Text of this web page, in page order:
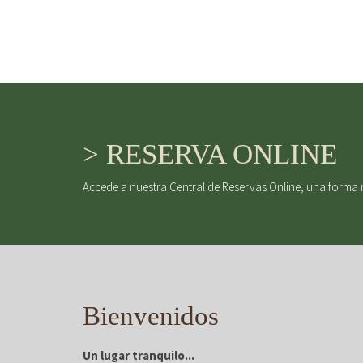
> RESERVA ONLINE
Accede a nuestra Central de Reservas Online, una
Bienvenidos
Un lugar tranquilo...